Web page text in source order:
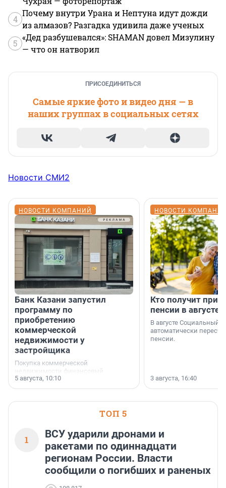
4
Почему внутри Урана и Нептуна идут дожди
из алмазов? Разгадка удивила даже ученых
5
«Дед разбушевался»: SHAMAN довел Мизулину
— что он натворил
ПРИСОЕДИНИТЬСЯ
Самые яркие фото и видео дня — в
наших группах в социальных сетях
Новости СМИ2
НОВОСТИ КОМПАНИЙ
Банк Казани запустил
программу по
приобретению
коммерческой
недвижимости у
застройщика
Покупка коммерческой
недвижимости финансовый
инструмент, доступный для многих
предпринимателей. Будь то новый
или готовый арендный бизнес —
успех сделки зависит от правильного
5 августа, 10:10
НОВОСТИ
Кто получит
пенсии в августе
В августе Социальный
автоматически
пенсии.
3 августа, 16:40
ТОП 5
1
ВСУ ударили дронами и
ракетами по одиннадцати
регионам России. Власти
сообщили о погибших и раненых